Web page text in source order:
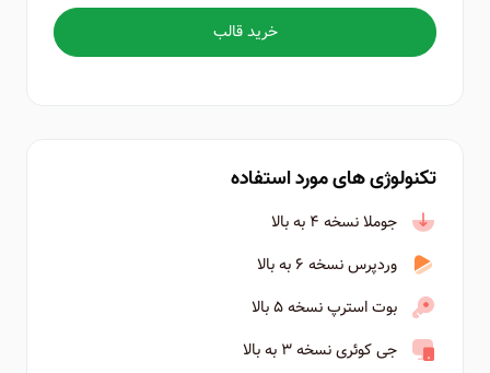
خرید قالب
تکنولوژی های مورد استفاده
جوملا نسخه ۴ به بالا
وردپرس نسخه ۶ به بالا
بوت استرپ نسخه ۵ بالا
جی کوئری نسخه ۳ به بالا